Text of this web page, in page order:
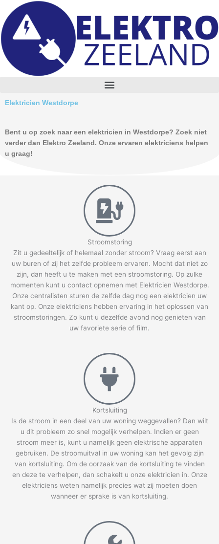
content
M
e
Elektricien Westdorpe
Bent u op zoek naar een elektricien in Westdorpe? Zoek niet
verder dan Elektro Zeeland. Onze ervaren elektriciens helpen
u graag!
Stroomstoring
Zit u gedeeltelijk of helemaal zonder stroom? Vraag eerst aan
uw buren of zij het zelfde probleem ervaren. Mocht dat niet zo
zijn, dan heeft u te maken met een stroomstoring. Op zulke
momenten kunt u contact opnemen met Elektricien Westdorpe.
Onze centralisten sturen de zelfde dag nog een elektricien uw
kant op. Onze elektriciens hebben ervaring in het oplossen van
stroomstoringen. Zo kunt u dezelfde avond nog genieten van
uw favoriete serie of film.
Kortsluiting
Is de stroom in een deel van uw woning weggevallen? Dan wilt
u dit probleem zo snel mogelijk verhelpen. Indien er geen
stroom meer is, kunt u namelijk geen elektrische apparaten
gebruiken. De stroomuitval in uw woning kan het gevolg zijn
van kortsluiting. Om de oorzaak van de kortsluiting te vinden
en deze te verhelpen, dan schakelt u onze elektricien in. Onze
elektriciens weten namelijk precies wat zij moeten doen
wanneer er sprake is van kortsluiting.